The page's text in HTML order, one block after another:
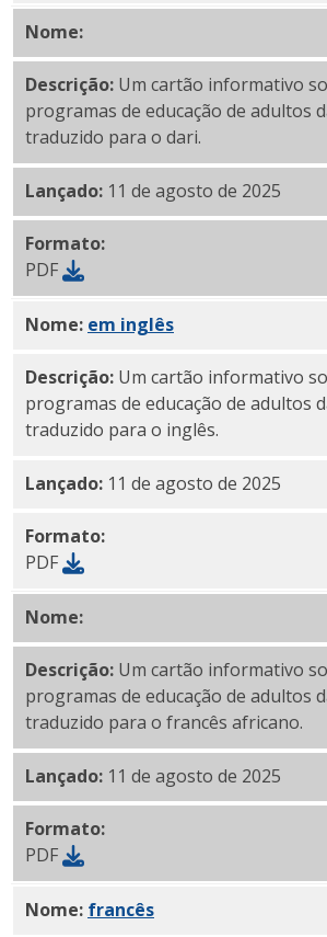
Nome:Do PDF
Descrição: Um cartão informativo
programas de educação de adultos
traduzido para o dari.
Lançado: 11 de agosto de 2025
Formato:
PDF
Nome: PDF
em inglês
Descrição: Um cartão informativo
programas de educação de adultos
traduzido para o inglês.
Lançado: 11 de agosto de 2025
Formato:
PDF
Nome:PDF francês africano
Descrição: Um cartão informativo
programas de educação de adultos
traduzido para o francês africano.
Lançado: 11 de agosto de 2025
Formato:
PDF
Nome: PDF em
francês